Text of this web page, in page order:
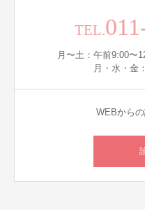
TEL.
月〜土：午前9:00〜
月・水・金
WEBから